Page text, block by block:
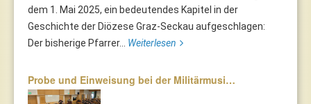
dem 1. Mai 2025, ein bedeutendes Kapitel in der
Geschichte der Diözese Graz-Seckau aufgeschlagen:
Der bisherige Pfarrer... Weiterlesen
Probe und Einweisung bei der Militärmusi…